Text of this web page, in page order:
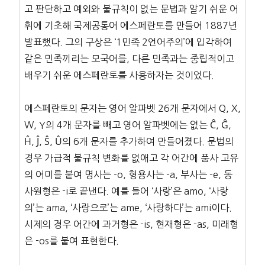
고 판단하고 예외와 불규칙이 없는 문법과 알기 쉬운 어
휘에 기초해 국제공통어 에스페란토를 만들어 1887년
발표했다. 그의 구상은 ‘1민족 2언어주의’에 입각하여
같은 민족끼리는 모국어를, 다른 민족과는 중립적이고
배우기 쉬운 에스페란토를 사용하자는 것이었다.
에스페란토의 문자는 영어 알파벳 26개 문자에서 Q, X,
W, Y의 4개 문자를 빼고 영어 알파벳에는 없는 Ĉ, Ĝ,
Ĥ, Ĵ, Ŝ, Û의 6개 문자를 추가하여 만들어졌다. 문법의
경우 가급적 불규칙 변화를 없애고 각 어간에 품사 고유
의 어미를 붙여 명사는 -o, 형용사는 -a, 부사는 -e, 동
사원형은 -i로 끝낸다. 예를 들어 ‘사랑’은 amo, ‘사랑
의’는 ama, ‘사랑으로’는 ame, ‘사랑하다’는 ami이다.
시제의 경우 어간에 과거형은 -is, 현재형은 -as, 미래형
은 -os를 붙여 표현한다.